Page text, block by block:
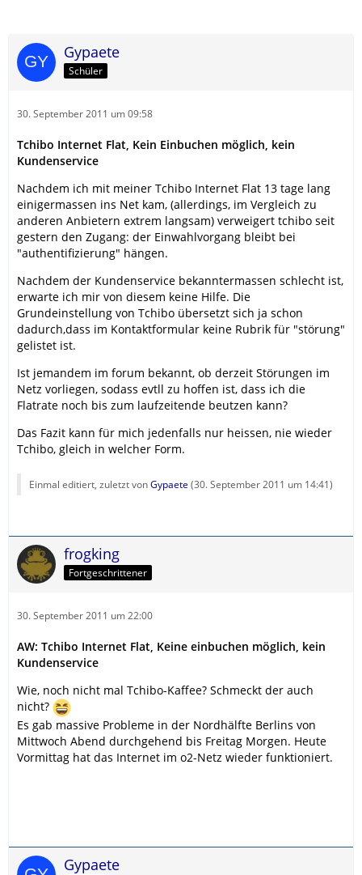
Gypaete
Schüler
30. September 2011 um 09:58
Tchibo Internet Flat, Kein Einbuchen möglich, kein
Kundenservice
Nachdem ich mit meiner Tchibo Internet Flat 13 tage lang
einigermassen ins Net kam, (allerdings, im Vergleich zu
anderen Anbietern extrem langsam) verweigert tchibo seit
gestern den Zugang: der Einwahlvorgang bleibt bei
"authentifizierung" hängen.
Nachdem der Kundenservice bekanntermassen schlecht ist,
erwarte ich mir von diesem keine Hilfe. Die
Grundeinstellung von Tchibo übersetzt sich ja schon
dadurch,dass im Kontaktformular keine Rubrik für "störung"
gelistet ist.
Ist jemandem im forum bekannt, ob derzeit Störungen im
Netz vorliegen, sodass evtll zu hoffen ist, dass ich die
Flatrate noch bis zum laufzeitende beutzen kann?
Das Fazit kann für mich jedenfalls nur heissen, nie wieder
Tchibo, gleich in welcher Form.
Einmal editiert, zuletzt vonGypaete (30. September 2011 um 14:41)
frogking
Fortgeschrittener
30. September 2011 um 22:00
AW: Tchibo Internet Flat, Keine einbuchen möglich, kein
Kundenservice
Wie, noch nicht mal Tchibo-Kaffee? Schmeckt der auch
nicht?
Es gab massive Probleme in der Nordhälfte Berlins von
Mittwoch Abend durchgehend bis Freitag Morgen. Heute
Vormittag hat das Internet im o2-Netz wieder funktioniert.
Gypaete